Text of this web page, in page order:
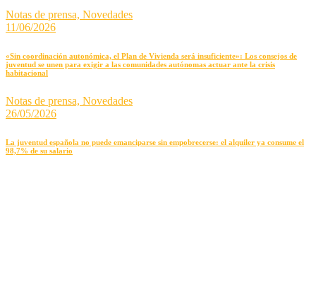
Notas de prensa, Novedades
11/06/2026
«Sin coordinación autonómica, el Plan de Vivienda será insuficiente»: Los consejos de
juventud se unen para exigir a las comunidades autónomas actuar ante la crisis
habitacional
Notas de prensa, Novedades
26/05/2026
La juventud española no puede emanciparse sin empobrecerse: el alquiler ya consume el
98,7% de su salario